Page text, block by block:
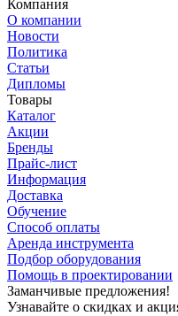
Компания
О компании
Новости
Политика
Статьи
Дипломы
Товары
Каталог
Акции
Бренды
Прайс-лист
Информация
Доставка
Обучение
Способ оплаты
Аренда инструмента
Подбор оборудования
Помощь в проектировании
Заманчивые предложения!
Узнавайте о скидках и